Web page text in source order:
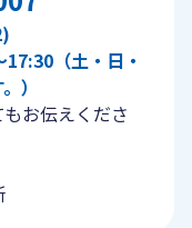
（土・日・
）
お伝えくださ